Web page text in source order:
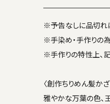
※予告なしに品切れ
※手染め・手作りの
※手作りの特性上、
〈創作ちりめん髪かざ
雅やかな万葉の色、